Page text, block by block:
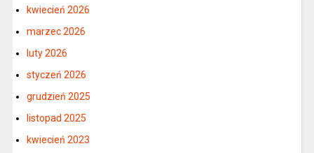
kwiecień 2026
marzec 2026
luty 2026
styczeń 2026
grudzień 2025
listopad 2025
kwiecień 2023